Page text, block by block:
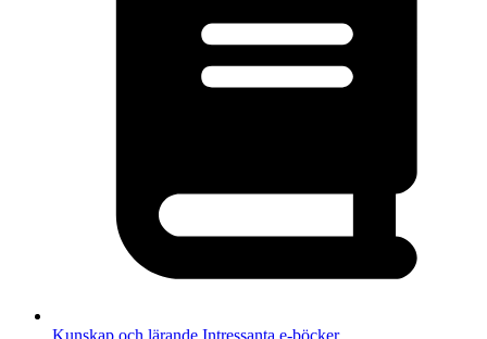
Kunskap och lärande Intressanta e-böcker